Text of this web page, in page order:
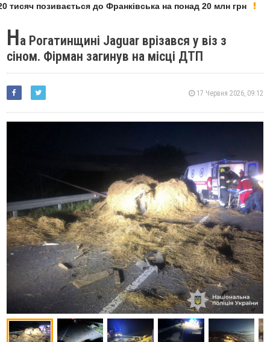
позивається до Франківська на понад 20 млн грн
На Рогатинщині Jaguar врізався у віз з
сіном. Фірман загинув на місці ДТП
17 Червня 2026, 09:12